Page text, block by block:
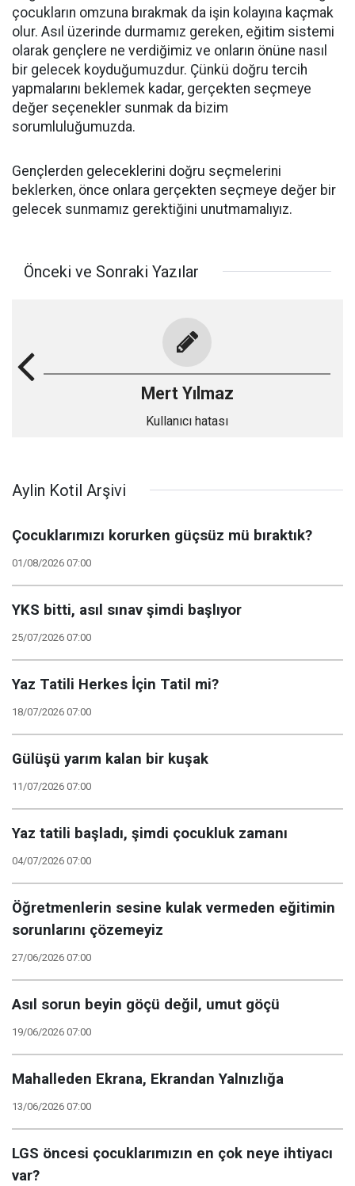
çocukların omzuna bırakmak da işin kolayına kaçmak
olur. Asıl üzerinde durmamız gereken, eğitim sistemi
olarak gençlere ne verdiğimiz ve onların önüne nasıl
bir gelecek koyduğumuzdur. Çünkü doğru tercih
yapmalarını beklemek kadar, gerçekten seçmeye
değer seçenekler sunmak da bizim
sorumluluğumuzda.
Gençlerden geleceklerini doğru seçmelerini
beklerken, önce onlara gerçekten seçmeye değer bir
gelecek sunmamız gerektiğini unutmamalıyız.
Önceki ve Sonraki Yazılar
Mert Yılmaz
Kullanıcı hatası
Aylin Kotil Arşivi
Çocuklarımızı korurken güçsüz mü bıraktık?
01/08/2026 07:00
YKS bitti, asıl sınav şimdi başlıyor
25/07/2026 07:00
Yaz Tatili Herkes İçin Tatil mi?
18/07/2026 07:00
Gülüşü yarım kalan bir kuşak
11/07/2026 07:00
Yaz tatili başladı, şimdi çocukluk zamanı
04/07/2026 07:00
Öğretmenlerin sesine kulak vermeden eğitimin
sorunlarını çözemeyiz
27/06/2026 07:00
Asıl sorun beyin göçü değil, umut göçü
19/06/2026 07:00
Mahalleden Ekrana, Ekrandan Yalnızlığa
13/06/2026 07:00
LGS öncesi çocuklarımızın en çok neye ihtiyacı
var?